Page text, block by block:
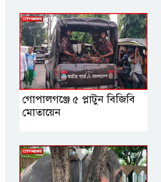
ইউসুফ
গোপালগঞ্জে ৫ প্লাটুন বিজিবি
মোতায়েন